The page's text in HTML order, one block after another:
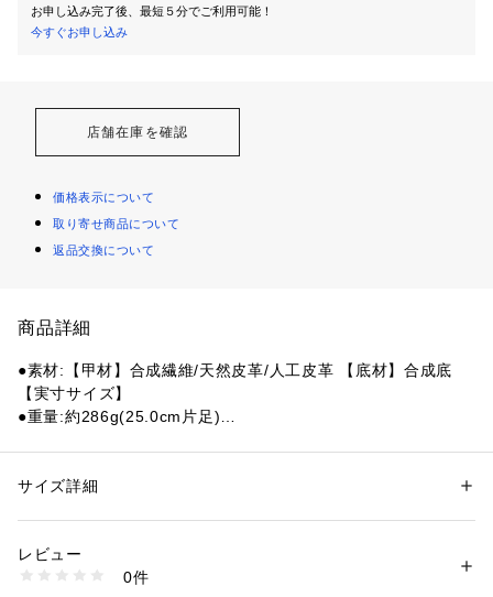
お申し込み完了後、最短５分でご利用可能！
今すぐお申し込み
店舗在庫を確認
価格表示について
取り寄せ商品について
返品交換について
商品詳細
●素材:【甲材】合成繊維/天然皮革/人工皮革 【底材】合成底
【実寸サイズ】
●重量:約286g(25.0cm片足)
●幅:2E相当の方向け
VE RIDER 10 YOKAI。
●WAVE RIDER 10を主役とするこのコレクションは、日本の
性別：レディース
商品番号：
10867297601 （ショップ）
サイズ詳細
レビュー
0件